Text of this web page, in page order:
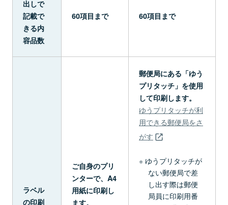
出しで
記載で
きる内
容品数
60項目まで 60項目まで
ラベル
の印刷
ご自身のプリ
ンターで、A4
用紙に印刷し
ます。
郵便局にある「ゆう
プリタッチ」を使用
して印刷します。
ゆうプリタッチが利
用できる郵便局をさ
がす
ゆうプリタッチが
ない郵便局で差
し出す際は郵便
局員に印刷用番